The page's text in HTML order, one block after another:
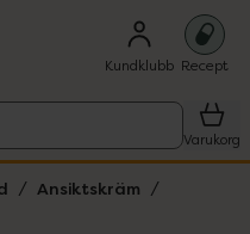
Kundklubb Recept
Varukorg
Ansiktskräm